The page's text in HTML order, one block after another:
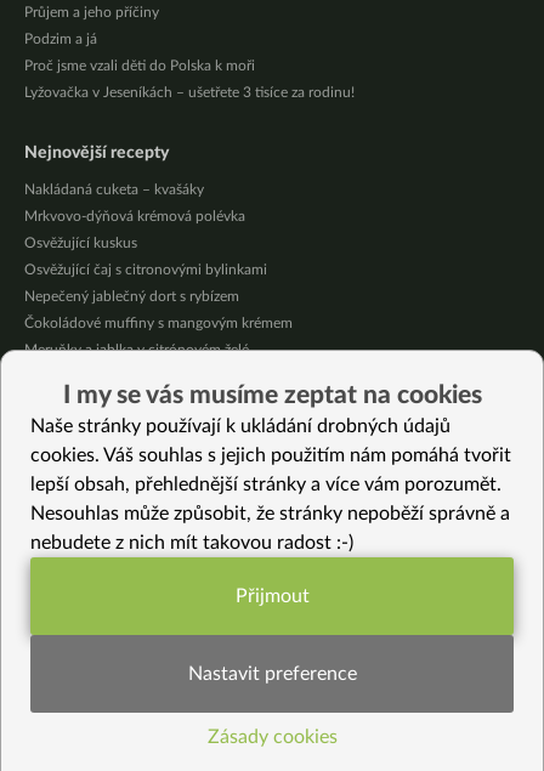
Průjem a jeho příčiny
Podzim a já
Proč jsme vzali děti do Polska k moři
Lyžovačka v Jeseníkách – ušetřete 3 tisíce za rodinu!
Nejnovější recepty
Nakládaná cuketa – kvašáky
Mrkvovo-dýňová krémová polévka
Osvěžující kuskus
Osvěžující čaj s citronovými bylinkami
Nepečený jablečný dort s rybízem
Čokoládové muffiny s mangovým krémem
Meruňky a jablka v citrónovém želé
Celozrnná rýže basmati se zeleninou
Citrónové muffiny s borůvkovým krémem
Vybrané recepty
Jáhlová lepenice s kapustou
Mooncake jinak
Smetanová omáčka s hříbky a bílými fazolemi (veganská)
Špenát z kedlubnových listů
Rýže basmati se slunečnicovým semínkem
Mangoldové pesto se slunečnicovým semínkem
I my se vás musíme zeptat na cookies
Naše stránky používají k ukládání drobných údajů
cookies. Váš souhlas s jejich použitím nám pomáhá tvořit
lepší obsah, přehlednější stránky a více vám porozumět.
Nesouhlas může způsobit, že stránky nepoběží správně a
nebudete z nich mít takovou radost :-)
Funkční nastavení potřebujeme (vždy
Statistiky pro lepší obsah
Přijmout
Nastavit preference
Zásady cookies